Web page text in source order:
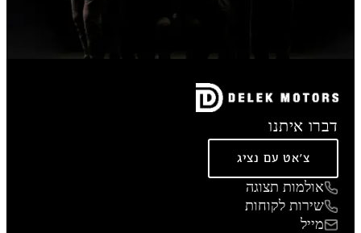
דברו איתנו
צ'אט עם נציג
אולמות תצוגה
שירות לקוחות
מייל